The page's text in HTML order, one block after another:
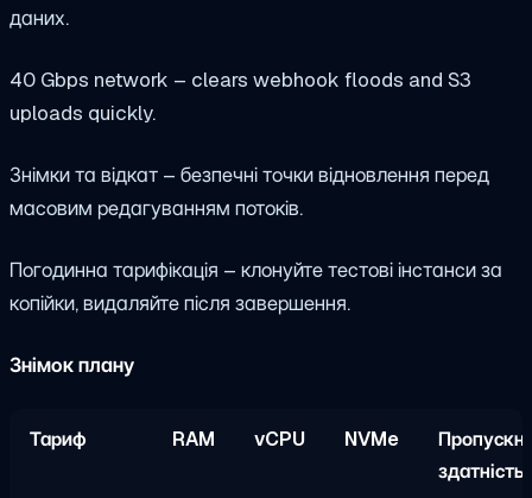
даних.
40 Gbps network – clears webhook floods and S3
uploads quickly.
Знімки та відкат – безпечні точки відновлення перед
масовим редагуванням потоків.
Погодинна тарифікація – клонуйте тестові інстанси за
копійки, видаляйте після завершення.
Знімок плану
Тариф RAM vCPU NVMe
здатність